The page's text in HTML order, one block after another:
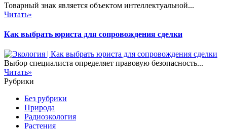
Товарный знак является объектом интеллектуальной...
Читать»
Как выбрать юриста для сопровождения сделки
Выбор специалиста определяет правовую безопасность...
Читать»
Рубрики
Без рубрики
Природа
Радиоэкология
Растения